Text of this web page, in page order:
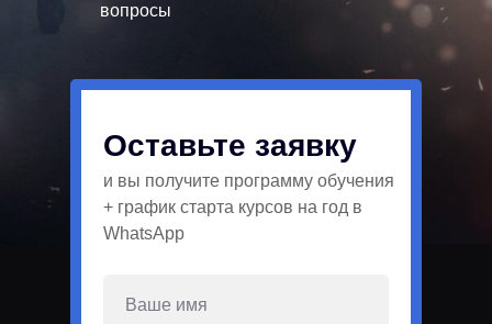
Оставьте заявку
и вы получите программу обучения
+ график старта курсов на год в
WhatsApp
вопросы